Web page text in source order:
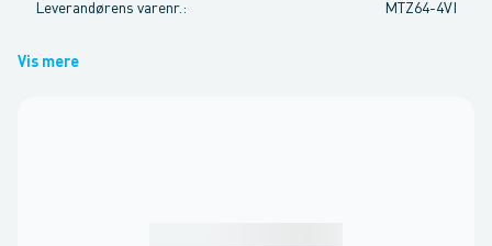
Leverandørens varenr. : MTZ64-4VI
Vis mere